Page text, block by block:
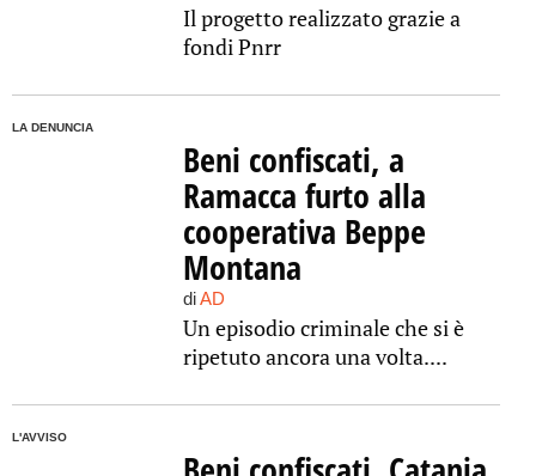
Il progetto realizzato grazie a
fondi Pnrr
LA DENUNCIA
Beni confiscati, a
Ramacca furto alla
cooperativa Beppe
Montana
diAD
Un episodio criminale che si è
ripetuto ancora una volta....
L'AVVISO